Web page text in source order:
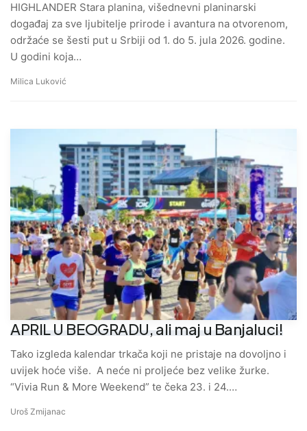
HIGHLANDER Stara planina, višednevni planinarski
događaj za sve ljubitelje prirode i avantura na otvorenom,
održaće se šesti put u Srbiji od 1. do 5. jula 2026. godine.
U godini koja…
Milica Luković
APRIL U BEOGRADU, ali maj u Banjaluci!
Tako izgleda kalendar trkača koji ne pristaje na dovoljno i
uvijek hoće više. A neće ni proljeće bez velike žurke.
“Vivia Run & More Weekend” te čeka 23. i 24.…
Uroš Zmijanac